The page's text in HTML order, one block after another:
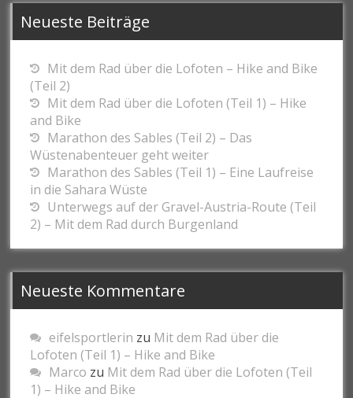
Neueste Beiträge
Mit dem Rad über die Lofoten – Hike and Bike
(Teil 2)
Mit dem Rad über die Lofoten (Teil 1) – Hike
and Bike
Marathon des Sables (Teil 2) – Das
Wüstenabenteuer geht weiter
Marathon des Sables (Teil 1) – Eine Laufreise
in die Sahara Wüste
Unterwegs auf der Gravel-Austria-Route (Teil
2) – Mit dem Rad durch Burgenland
Neueste Kommentare
eifelsportlerin zu Mit dem Rad über die
Lofoten (Teil 1) – Hike and Bike
Marco zu Mit dem Rad über die Lofoten (Teil
1) – Hike and Bike